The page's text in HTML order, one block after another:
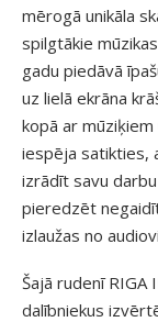
mērogā unikāla
spilgtākie
gadu piedāvā
uz lielā ekrāna
kopā ar
iespēja satikties,
izrādīt savu
pieredzēt
izlaužas no
Šajā rudenī RIGA
dalībniekus